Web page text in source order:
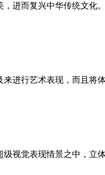
，进而复兴中华传统文化
来进行艺术表现，而且将
级视觉表现情景之中，立